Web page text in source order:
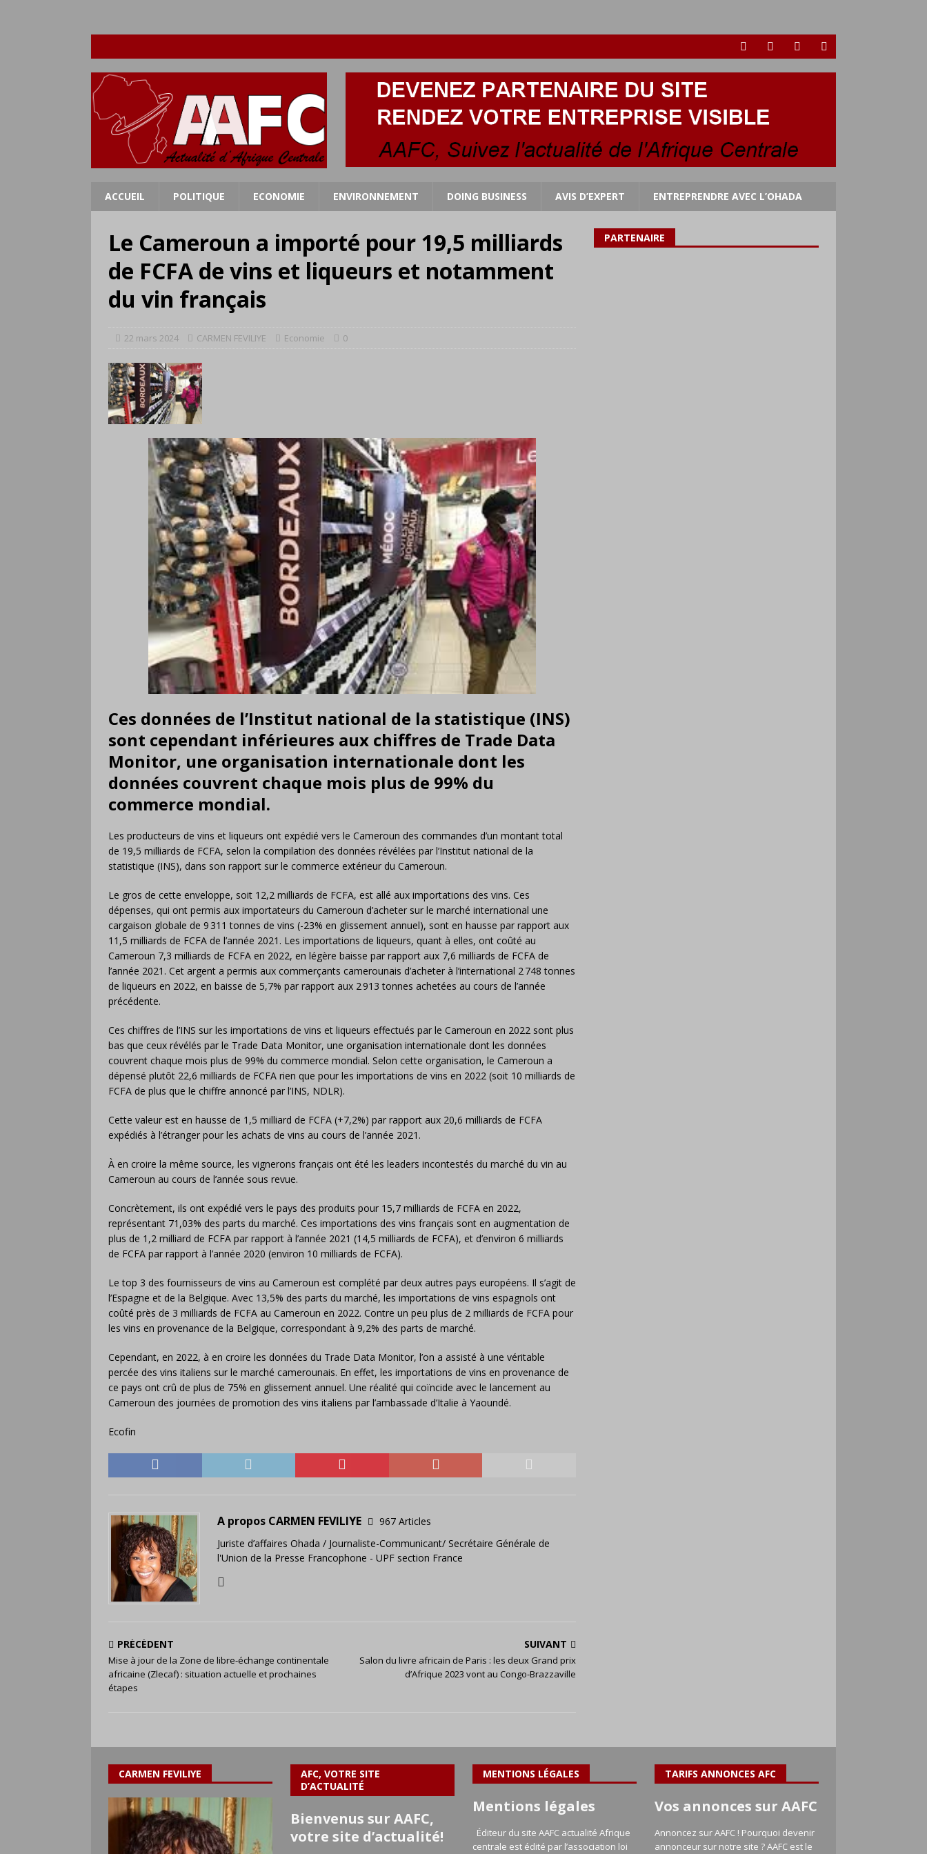
ACCUEIL POLITIQUE ECONOMIE ENVIRONNEMENT DOING BUSINESS AVIS D’EXPERT ENTREPRENDRE AVEC L’OHADA
Le Cameroun a importé pour 19,5 milliards
de FCFA de vins et liqueurs et notamment
du vin français
22 mars 2024 CARMEN FEVILIYE Economie 0
Ces données de l’Institut national de la statistique (INS)
sont cependant inférieures aux chiffres de Trade Data
Monitor, une organisation internationale dont les
données couvrent chaque mois plus de 99% du
commerce mondial.
Les producteurs de vins et liqueurs ont expédié vers le Cameroun des commandes d’un montant total
de 19,5 milliards de FCFA, selon la compilation des données révélées par l’Institut national de la
statistique (INS), dans son rapport sur le commerce extérieur du Cameroun.
Le gros de cette enveloppe, soit 12,2 milliards de FCFA, est allé aux importations des vins. Ces
dépenses, qui ont permis aux importateurs du Cameroun d’acheter sur le marché international une
cargaison globale de 9 311 tonnes de vins (-23% en glissement annuel), sont en hausse par rapport aux
11,5 milliards de FCFA de l’année 2021. Les importations de liqueurs, quant à elles, ont coûté au
Cameroun 7,3 milliards de FCFA en 2022, en légère baisse par rapport aux 7,6 milliards de FCFA de
l’année 2021. Cet argent a permis aux commerçants camerounais d’acheter à l’international 2 748 tonnes
de liqueurs en 2022, en baisse de 5,7% par rapport aux 2 913 tonnes achetées au cours de l’année
précédente.
Ces chiffres de l’INS sur les importations de vins et liqueurs effectués par le Cameroun en 2022 sont plus
bas que ceux révélés par le Trade Data Monitor, une organisation internationale dont les données
couvrent chaque mois plus de 99% du commerce mondial. Selon cette organisation, le Cameroun a
dépensé plutôt 22,6 milliards de FCFA rien que pour les importations de vins en 2022 (soit 10 milliards de
FCFA de plus que le chiffre annoncé par l’INS, NDLR).
Cette valeur est en hausse de 1,5 milliard de FCFA (+7,2%) par rapport aux 20,6 milliards de FCFA
expédiés à l’étranger pour les achats de vins au cours de l’année 2021.
À en croire la même source, les vignerons français ont été les leaders incontestés du marché du vin au
Cameroun au cours de l’année sous revue.
Concrètement, ils ont expédié vers le pays des produits pour 15,7 milliards de FCFA en 2022,
représentant 71,03% des parts du marché. Ces importations des vins français sont en augmentation de
plus de 1,2 milliard de FCFA par rapport à l’année 2021 (14,5 milliards de FCFA), et d’environ 6 milliards
de FCFA par rapport à l’année 2020 (environ 10 milliards de FCFA).
Le top 3 des fournisseurs de vins au Cameroun est complété par deux autres pays européens. Il s’agit de
l’Espagne et de la Belgique. Avec 13,5% des parts du marché, les importations de vins espagnols ont
coûté près de 3 milliards de FCFA au Cameroun en 2022. Contre un peu plus de 2 milliards de FCFA pour
les vins en provenance de la Belgique, correspondant à 9,2% des parts de marché.
Cependant, en 2022, à en croire les données du Trade Data Monitor, l’on a assisté à une véritable
percée des vins italiens sur le marché camerounais. En effet, les importations de vins en provenance de
ce pays ont crû de plus de 75% en glissement annuel. Une réalité qui coïncide avec le lancement au
Cameroun des journées de promotion des vins italiens par l’ambassade d’Italie à Yaoundé.
Ecofin
A propos CARMEN FEVILIYE
967 Articles
Juriste d’affaires Ohada / Journaliste-Communicant/ Secrétaire Générale de
l'Union de la Presse Francophone - UPF section France
PRÉCÉDENT
Mise à jour de la Zone de libre-échange continentale
africaine (Zlecaf) : situation actuelle et prochaines
étapes
SUIVANT
Salon du livre africain de Paris : les deux Grand prix
d’Afrique 2023 vont au Congo-Brazzaville
PARTENAIRE
CARMEN FEVILIYE
AFC, VOTRE SITE
D’ACTUALITÉ
Bienvenus sur AAFC,
votre site d’actualité!
MENTIONS LÉGALES
Mentions légales
Éditeur du site AAFC actualité Afrique
centrale est édité par l’association loi
TARIFS ANNONCES AFC
Vos annonces sur AAFC
Annoncez sur AAFC ! Pourquoi devenir
annonceur sur notre site ? AAFC est le